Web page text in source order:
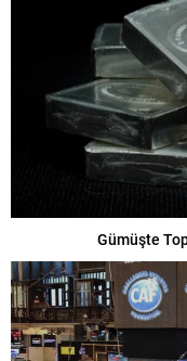
Gümüşte